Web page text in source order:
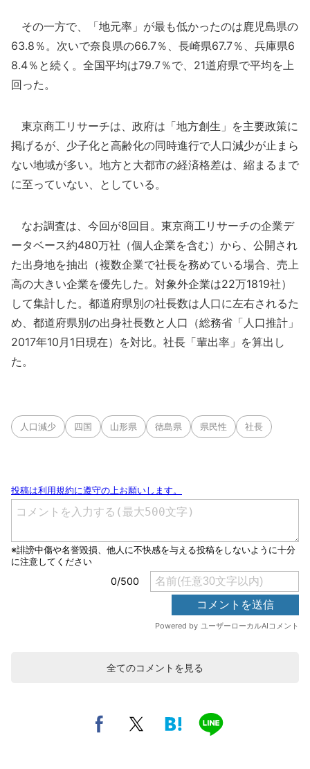
その一方で、「地元率」が最も低かったのは鹿児島県の
63.8％。次いで奈良県の66.7％、長崎県67.7％、兵庫県6
8.4％と続く。全国平均は79.7％で、21道府県で平均を上
回った。
東京商工リサーチは、政府は「地方創生」を主要政策に
掲げるが、少子化と高齢化の同時進行で人口減少が止まら
ない地域が多い。地方と大都市の経済格差は、縮まるまで
に至っていない、としている。
なお調査は、今回が8回目。東京商工リサーチの企業デ
ータベース約480万社（個人企業を含む）から、公開され
た出身地を抽出（複数企業で社長を務めている場合、売上
高の大きい企業を優先した。対象外企業は22万1819社）
して集計した。都道府県別の社長数は人口に左右されるた
め、都道府県別の出身社長数と人口（総務省「人口推計」
2017年10月1日現在）を対比。社長「輩出率」を算出し
た。
人口減少 四国 山形県 徳島県 県民性 社長
全てのコメントを見る